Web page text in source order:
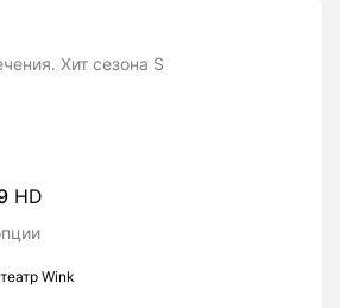
Хит сезона S
HD
Wink